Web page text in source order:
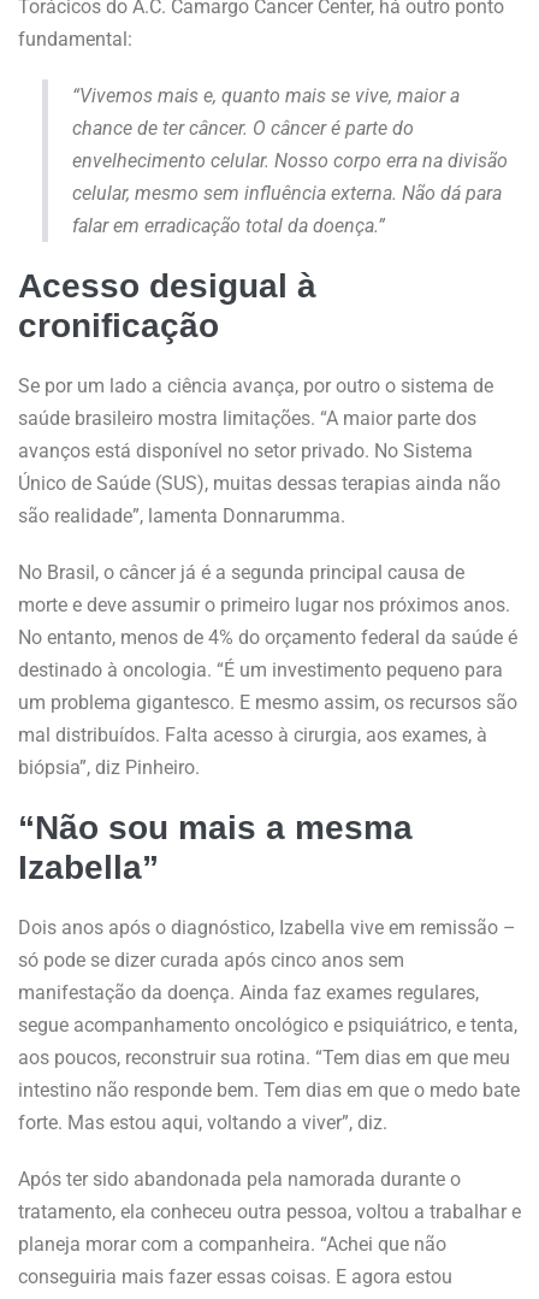
Torácicos do A.C. Camargo Cancer Center, há outro ponto
fundamental:
“Vivemos mais e, quanto mais se vive, maior a
chance de ter câncer. O câncer é parte do
envelhecimento celular. Nosso corpo erra na divisão
celular, mesmo sem influência externa. Não dá para
falar em erradicação total da doença.”
Acesso desigual à
cronificação
Se por um lado a ciência avança, por outro o sistema de
saúde brasileiro mostra limitações. “A maior parte dos
avanços está disponível no setor privado. No Sistema
Único de Saúde (SUS), muitas dessas terapias ainda não
são realidade”, lamenta Donnarumma.
No Brasil, o câncer já é a segunda principal causa de
morte e deve assumir o primeiro lugar nos próximos anos.
No entanto, menos de 4% do orçamento federal da saúde é
destinado à oncologia. “É um investimento pequeno para
um problema gigantesco. E mesmo assim, os recursos são
mal distribuídos. Falta acesso à cirurgia, aos exames, à
biópsia”, diz Pinheiro.
“Não sou mais a mesma
Izabella”
Dois anos após o diagnóstico, Izabella vive em remissão –
só pode se dizer curada após cinco anos sem
manifestação da doença. Ainda faz exames regulares,
segue acompanhamento oncológico e psiquiátrico, e tenta,
aos poucos, reconstruir sua rotina. “Tem dias em que meu
intestino não responde bem. Tem dias em que o medo bate
forte. Mas estou aqui, voltando a viver”, diz.
Após ter sido abandonada pela namorada durante o
tratamento, ela conheceu outra pessoa, voltou a trabalhar e
planeja morar com a companheira. “Achei que não
conseguiria mais fazer essas coisas. E agora estou